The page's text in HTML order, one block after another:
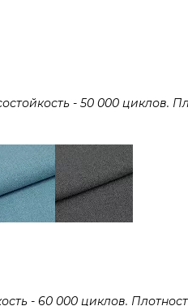
- 50 000 циклов.
- 60 000 циклов.